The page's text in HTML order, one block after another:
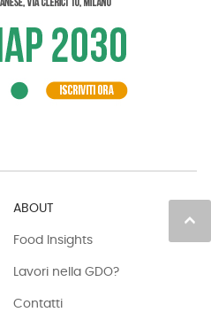
keyboard_arrow_up
ABOUT
Food Insights
Lavori nella GDO?
Contatti